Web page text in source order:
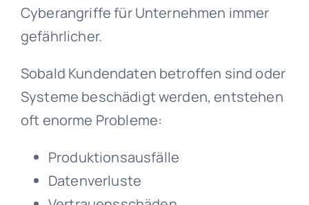
Cyberangriffe für Unternehmen immer
gefährlicher.
Sobald Kundendaten betroffen sind oder
Systeme beschädigt werden, entstehen
oft enorme Probleme:
Produktionsausfälle
Datenverluste